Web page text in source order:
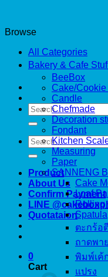
Search
for:
Search
for:
Product
About Us
Confirm Payment
LINE
Quotataion
0
Cart
Browse
All Categories
Bakery & Cafe
BeeBox
Cake/Cookie
Candle
Chefmade
Decoration
Fondant
Kitchen
Measuring
Paper
SANNENG
Cake
Loaf
Rolling
Spatula
ตะกร้อ
ถาดพาย
พิมพ์เค้
แปรง